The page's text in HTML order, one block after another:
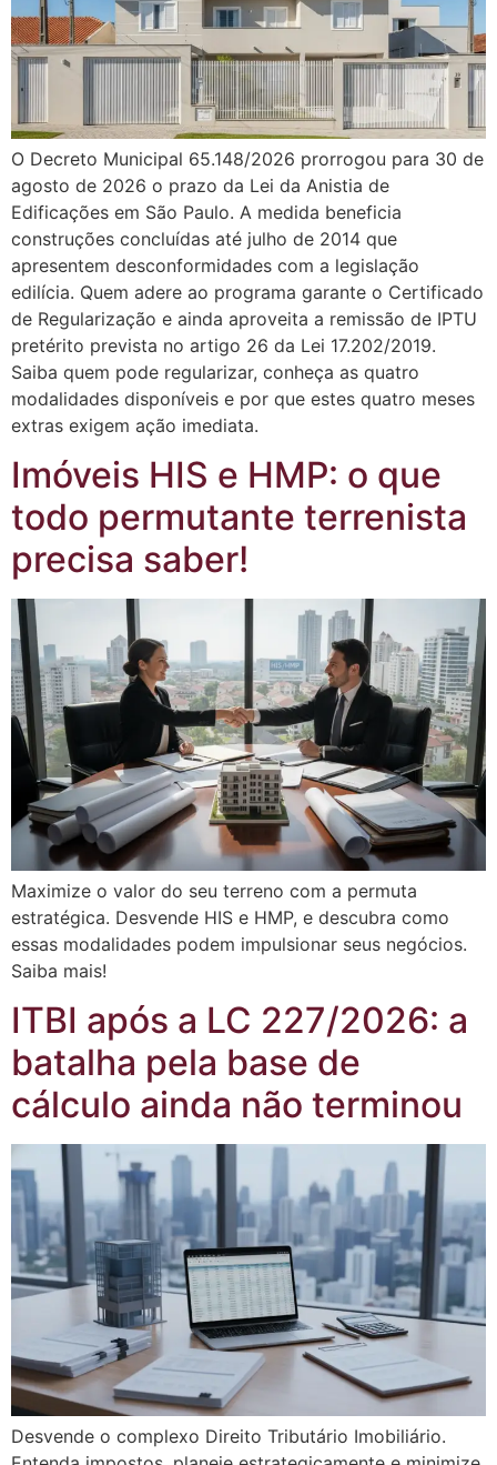
O Decreto Municipal 65.148/2026 prorrogou para 30 de
agosto de 2026 o prazo da Lei da Anistia de
Edificações em São Paulo. A medida beneficia
construções concluídas até julho de 2014 que
apresentem desconformidades com a legislação
edilícia. Quem adere ao programa garante o Certificado
de Regularização e ainda aproveita a remissão de IPTU
pretérito prevista no artigo 26 da Lei 17.202/2019.
Saiba quem pode regularizar, conheça as quatro
modalidades disponíveis e por que estes quatro meses
extras exigem ação imediata.
Imóveis HIS e HMP: o que
todo permutante terrenista
precisa saber!
Maximize o valor do seu terreno com a permuta
estratégica. Desvende HIS e HMP, e descubra como
essas modalidades podem impulsionar seus negócios.
Saiba mais!
ITBI após a LC 227/2026: a
batalha pela base de
cálculo ainda não terminou
Desvende o complexo Direito Tributário Imobiliário.